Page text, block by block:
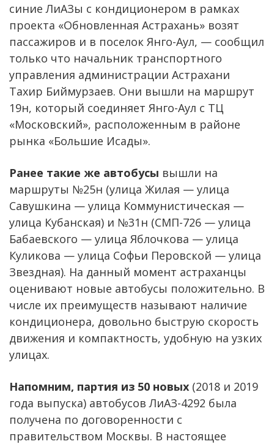
синие ЛиАЗы с кондиционером в рамках
проекта «Обновленная Астрахань» возят
пассажиров и в поселок Янго-Аул, — сообщил
только что начальник транспортного
управления администрации Астрахани
Тахир Биймурзаев. Они вышли на маршрут
19н, который соединяет Янго-Аул с ТЦ
«Московский», расположенным в районе
рынка «Большие Исады».
Ранее такие же автобусы вышли на
маршруты №25н (улица Жилая — улица
Савушкина — улица Коммунистическая —
улица Кубанская) и №31н (СМП-726 — улица
Бабаевского — улица Яблочкова — улица
Куликова — улица Софьи Перовской — улица
Звездная). На данный момент астраханцы
оценивают новые автобусы положительно. В
числе их преимуществ называют наличие
кондиционера, довольно быструю скорость
движения и компактность, удобную на узких
улицах.
Напомним, партия из 50 новых (2018 и 2019
года выпуска) автобусов ЛиАЗ-4292 была
получена по договоренности с
правительством Москвы. В настоящее